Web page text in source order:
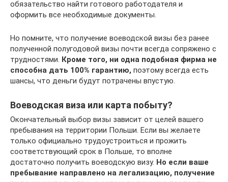
обязательство найти готового работодателя и
оформить все необходимые документы.
Но помните, что получение воеводской визы без ранее
полученной полугодовой визы почти всегда сопряжено с
трудностями. Кроме того, ни одна подобная фирма не
способна дать 100% гарантию, поэтому всегда есть
шансы, что деньги будут потрачены впустую.
Воеводская виза или карта побыту?
Окончательный выбор визы зависит от целей вашего
пребывания на территории Польши. Если вы желаете
только официально трудоустроиться и прожить
соответствующий срок в Польше, то вполне
достаточно получить воеводскую визу. Но если ваше
пребывание направлено на легализацию, получение